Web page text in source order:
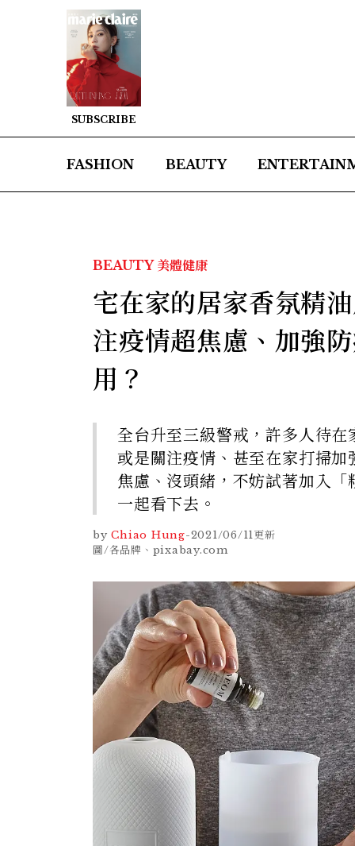
SUBSCRIBE
FASHION BEAUTY
BEAUTY 美體健康
宅在家的居家香氛精
注疫情超焦慮、加強
用？
全台升至三級警戒，許多人待
或是關注疫情、甚至在家打掃
焦慮、沒頭緒，不妨試著加入
一起看下去。
by Chiao Hung-2021/06/11更新
圖/各品牌、pixabay.com